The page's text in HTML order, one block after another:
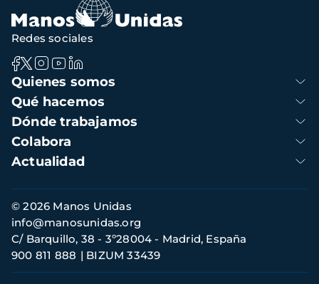
Navegación
principal
Quienes somos
Qué hacemos
Dónde trabajamos
Colabora
Actualidad
Redes sociales
Información
de
contacto
© 2026 Manos Unidas
C/ Barquillo, 38 - 3º28004 - Madrid, España
900 811 888
BIZUM 33439
info@manosunidas.org